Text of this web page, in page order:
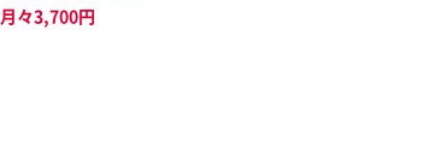
月々3,700円